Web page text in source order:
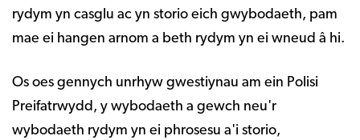
rydym yn casglu ac yn storio eich gwybodaeth, pam
mae ei hangen arnom a beth rydym yn ei wneud â hi.
Os oes gennych unrhyw gwestiynau am ein Polisi
Preifatrwydd, y wybodaeth a gewch neu'r
wybodaeth rydym yn ei phrosesu a'i storio,